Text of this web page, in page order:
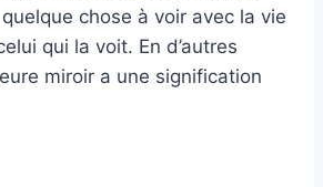
chose à voir avec la vie
qui la voit. En d’autres
miroir a une signification